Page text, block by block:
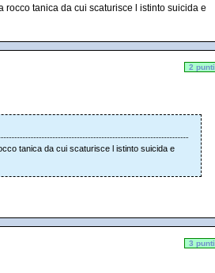
rocco tanica da cui scaturisce l istinto suicida e
2 punti
tanica da cui scaturisce l istinto suicida e
3 punti